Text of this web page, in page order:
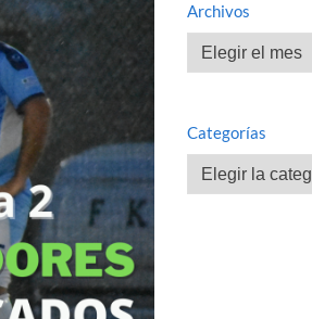
Archivos
Archivos
Categorías
Categorías